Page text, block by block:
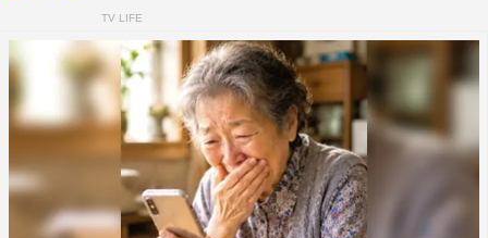
な5人の芝居バトルも必見だ。
さらに、5月16日（火）より、テレビ朝日本社1階にある
「EX GARDEN CAFE」にて、期間限定『unknown』コラ
ボが決定。期間中は、ドラマの世界観を楽しめるドリンク
やデザートを提供する。メニューの発表と座席予約の開始
は5月9日（火）を予定しており、今後の最新情報はドラマ
公式SNSアカウントや番組HPで告知される。第3話ゲスト
TV LIFE